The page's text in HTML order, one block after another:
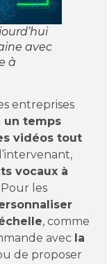
avec
à
entreprises
un temps
vidéos tout
vocaux à
Pour les
, comme
avec la
de proposer